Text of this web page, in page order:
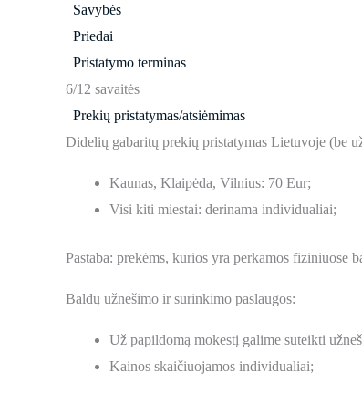
Savybės
Priedai
Pristatymo terminas
6/12 savaitės
Prekių pristatymas/atsiėmimas
Didelių gabaritų prekių pristatymas Lietuvoje (be
Kaunas, Klaipėda, Vilnius: 70 Eur;
Visi kiti miestai: derinama individualiai;
Pastaba: prekėms, kurios yra perkamos fiziniuose
Baldų užnešimo ir surinkimo paslaugos:
Už papildomą mokestį galime suteikti
Kainos skaičiuojamos individualiai;